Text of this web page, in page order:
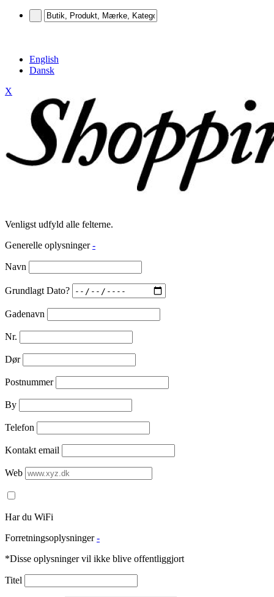
English
Dansk
X
Venligst udfyld alle felterne.
Generelle oplysninger -
Navn
Grundlagt Dato?
Gadenavn
Nr.
Dør
Postnummer
By
Telefon
Kontakt email
Web
Har du WiFi
Forretningsoplysninger -
*Disse oplysninger vil ikke blive offentliggjort
Titel